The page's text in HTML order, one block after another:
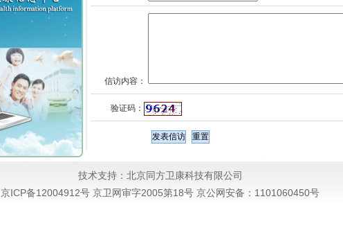
信访内容：
验证码：
技术支持：北京同方卫康科技有限公司
京ICP备12004912号 京卫网审字2005第18号 京公网安备：1101060450号